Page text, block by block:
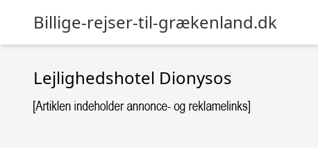
Billige-rejser-til-grækenland.dk
Lejlighedshotel Dionysos